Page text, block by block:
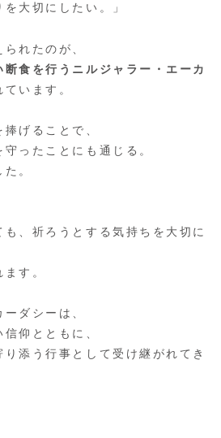
大切にしたい。」
れたのが、
食を行うニルジャラー・エーカ
います。
げることで、
ったことにも通じる。
。
も、祈ろうとする気持ちを大切に
す。
ダシーは、
仰とともに、
添う行事として受け継がれてき